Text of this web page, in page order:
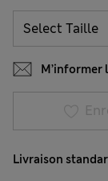
M’informer
Livraison